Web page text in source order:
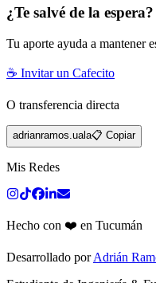
¿Te salvé de la espera?
Tu aporte ayuda a mantener
☕ Invitar un Cafecito
O transferencia directa
adrianramos.uala📋 Copiar
Mis Redes
Hecho con ❤️ en Tucumán
Desarrollado porAdrián